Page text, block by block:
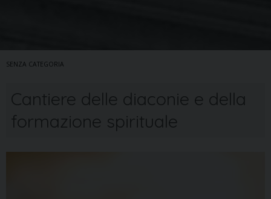
SENZA CATEGORIA
Cantiere delle diaconie e della
formazione spirituale